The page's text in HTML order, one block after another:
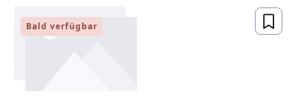
Bald verfügbar